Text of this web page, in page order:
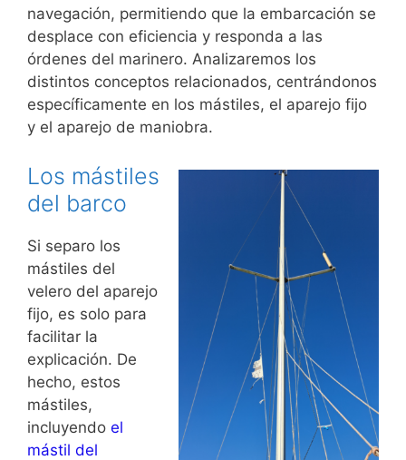
navegación, permitiendo que la embarcación se
desplace con eficiencia y responda a las
órdenes del marinero. Analizaremos los
distintos conceptos relacionados, centrándonos
específicamente en los mástiles, el aparejo fijo
y el aparejo de maniobra.
Los mástiles
del barco
Si separo los
mástiles del
velero del aparejo
fijo, es solo para
facilitar la
explicación. De
hecho, estos
mástiles,
incluyendo el
mástil del